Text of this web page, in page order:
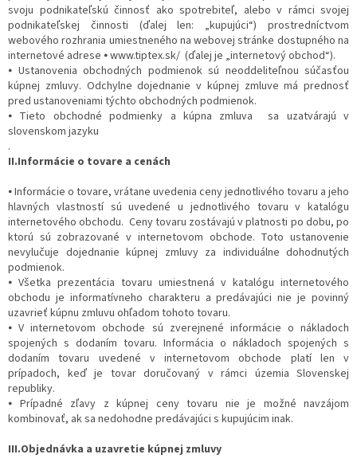
svoju podnikateľskú činnosť ako spotrebiteľ, alebo v rámci svojej
podnikateľskej činnosti (ďalej len: „kupujúci“) prostredníctvom
webového rozhrania umiestneného na webovej stránke dostupného na
internetové adrese ⦁ www.tiptex.sk/ (ďalej je „internetový obchod“).
⦁ Ustanovenia obchodných podmienok sú neoddeliteľnou súčasťou
kúpnej zmluvy. Odchylne dojednanie v kúpnej zmluve má prednosť
pred ustanoveniami týchto obchodných podmienok.
⦁ Tieto obchodné podmienky a kúpna zmluva sa uzatvárajú v
slovenskom jazyku
.
II.Informácie o tovare a cenách
⦁ Informácie o tovare, vrátane uvedenia ceny jednotlivého tovaru a jeho
hlavných vlastností sú uvedené u jednotlivého tovaru v katalógu
internetového obchodu. Ceny tovaru zostávajú v platnosti po dobu, po
ktorú sú zobrazované v internetovom obchode. Toto ustanovenie
nevylučuje dojednanie kúpnej zmluvy za individuálne dohodnutých
podmienok.
⦁ Všetka prezentácia tovaru umiestnená v katalógu internetového
obchodu je informatívneho charakteru a predávajúci nie je povinný
uzavrieť kúpnu zmluvu ohľadom tohoto tovaru.
⦁ V internetovom obchode sú zverejnené informácie o nákladoch
spojených s dodaním tovaru. Informácia o nákladoch spojených s
dodaním tovaru uvedené v internetovom obchode platí len v
prípadoch, keď je tovar doručovaný v rámci územia Slovenskej
republiky.
⦁ Prípadné zľavy z kúpnej ceny tovaru nie je možné navzájom
kombinovať, ak sa nedohodne predávajúci s kupujúcim inak.
III.Objednávka a uzavretie kúpnej zmluvy